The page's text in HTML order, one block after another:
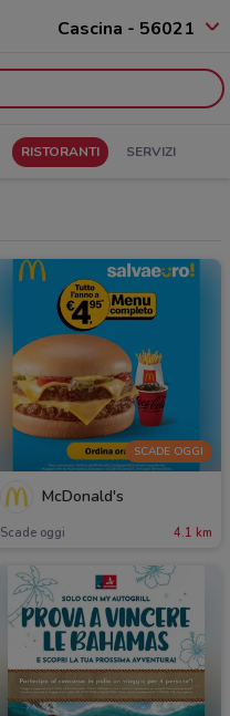
Cascina - 56021
RISTORANTI SERVIZI
SCADE OGGI
McDonald's
Scade oggi 4.1 km